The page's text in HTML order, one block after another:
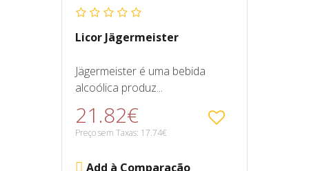
Licor Jägermeister
Jägermeister é uma bebida
alcoólica produz...
21.82€
Preço sem Taxas: 17.74€
Add à Comparação